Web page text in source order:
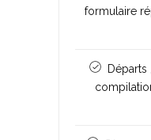
formulaire